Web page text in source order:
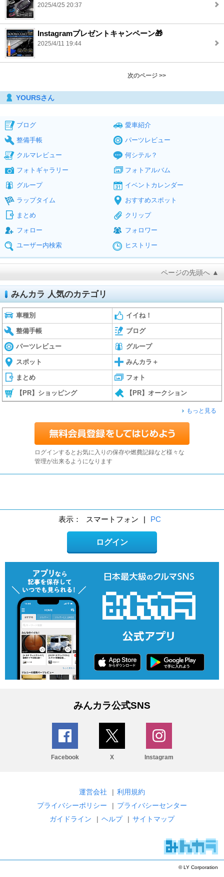
2025/4/25 20:37
Instagramプレゼントキャンペーン🎁
2025/4/11 19:44
次のページ >>
YOURSさん
ブログ
愛車紹介
整備手帳
パーツレビュー
クルマレビュー
何シテル？
フォトギャラリー
フォトアルバム
グループ
イベントカレンダー
ラップタイム
おすすめスポット
まとめ
クリップ
フォロー
フォロワー
ユーザー内検索
ヒストリー
ページの先頭へ ▲
みんカラ 人気のカテゴリ
車種別 イイね！
整備手帳 ブログ
パーツレビュー グループ
スポット みんカラ＋
まとめ フォト
【PR】ショッピング 【PR】オークション
もっと見る
ログインするとお気に入りの保存や燃費記録など様々な
管理が出来るようになります
表示： スマートフォン | PC
ログイン
みんカラ公式SNS
Facebook X Instagram
運営会社 | 利用規約
プライバシーポリシー
| プライバシーセンター
ガイドライン
| ヘルプ | サイトマップ
© LY Corporation